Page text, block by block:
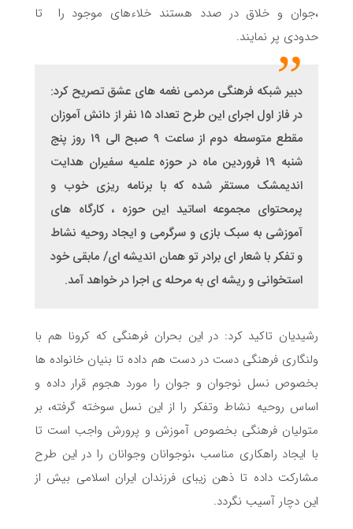
،جوان و خلاق در صدد هستند خلاءهای موجود را تا
حدودی پر نمایند.
دبیر شبکه فرهنگی مردمی نغمه های عشق تصریح کرد:
در فاز اول اجرای این طرح تعداد ۱۵ نفر از دانش آموزان
مقطع متوسطه دوم از ساعت ۹ صبح الی ۱۹ روز پنج
شنبه ۱۹ فروردین ماه در حوزه علمیه سفیران هدایت
اندیمشک مستقر شده که با برنامه ریزی خوب و
پرمحتوای مجموعه اساتید این حوزه ، کارگاه های
آموزشی به سبک بازی و سرگرمی و ایجاد روحیه نشاط
و تفکر با شعار ای برادر تو همان اندیشه ای/ مابقی خود
استخوانی و ریشه ای به مرحله ی اجرا در خواهد آمد.
رشیدیان تاکید کرد: در این بحران فرهنگی که کرونا هم با
ولنگاری فرهنگی دست در دست هم داده تا بنیان خانواده ها
بخصوص نسل نوجوان و جوان را مورد هجوم قرار داده و
اساس روحیه نشاط وتفکر را از این نسل سوخته گرفته، بر
متولیان فرهنگی بخصوص آموزش و پرورش واجب است تا
با ایجاد راهکاری مناسب ،نوجوانان وجوانان را در این طرح
مشارکت داده تا ذهن زیبای فرزندان ایران اسلامی بیش از
این دچار آسیب نگردد.